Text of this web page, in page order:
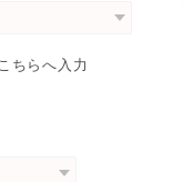
ちらへ入力